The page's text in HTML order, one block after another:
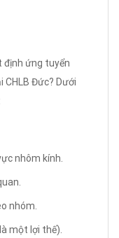
định ứng tuyển
Đức? Dưới
nhôm kính.
nhóm.
một lợi thế).